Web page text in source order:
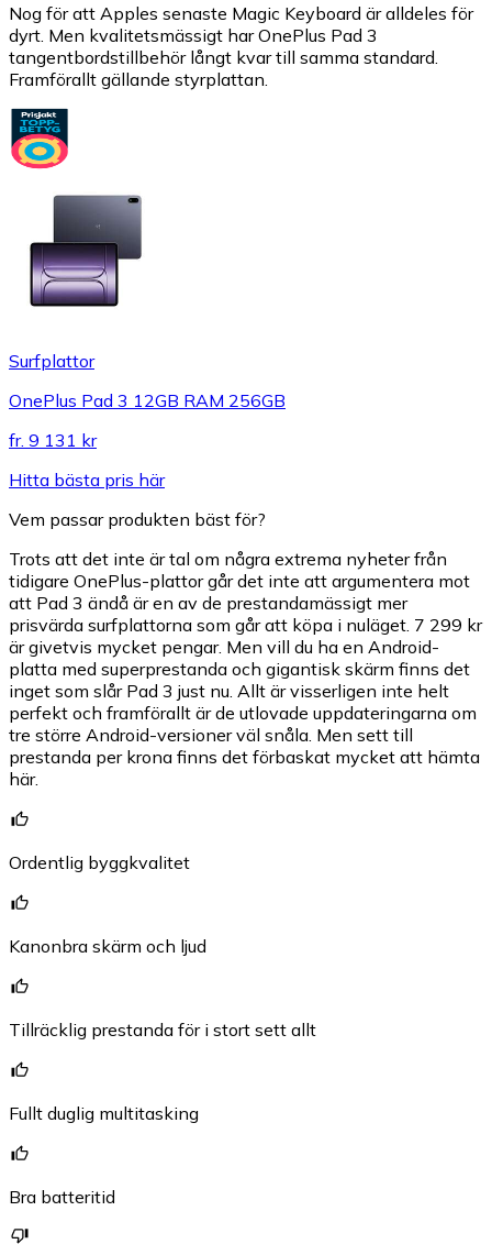
Nog för att Apples senaste Magic Keyboard är alldeles för
dyrt. Men kvalitetsmässigt har OnePlus Pad 3
tangentbordstillbehör långt kvar till samma standard.
Framförallt gällande styrplattan.
Surfplattor
OnePlus Pad 3 12GB RAM 256GB
fr. 9 131 kr
Hitta bästa pris här
Vem passar produkten bäst för?
Trots att det inte är tal om några extrema nyheter från
tidigare OnePlus-plattor går det inte att argumentera mot
att Pad 3 ändå är en av de prestandamässigt mer
prisvärda surfplattorna som går att köpa i nuläget. 7 299 kr
är givetvis mycket pengar. Men vill du ha en Android-
platta med superprestanda och gigantisk skärm finns det
inget som slår Pad 3 just nu. Allt är visserligen inte helt
perfekt och framförallt är de utlovade uppdateringarna om
tre större Android-versioner väl snåla. Men sett till
prestanda per krona finns det förbaskat mycket att hämta
här.
Ordentlig byggkvalitet
Kanonbra skärm och ljud
Tillräcklig prestanda för i stort sett allt
Fullt duglig multitasking
Bra batteritid